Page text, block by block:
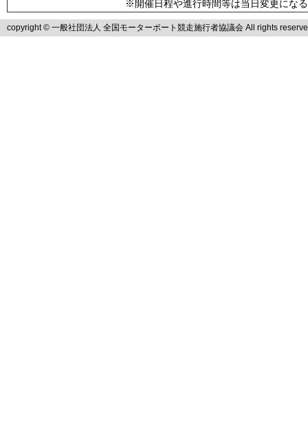
※開催日程や進行時間等は当日変更にな
copyright © 一般社団法人 全国モーターボート競走施行者協議会 All rights